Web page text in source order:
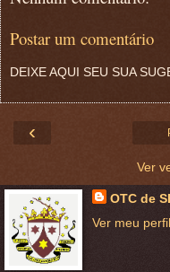
Postar um comentário
DEIXE AQUI SEU SUA
‹
Ver
OTC de
Ver meu